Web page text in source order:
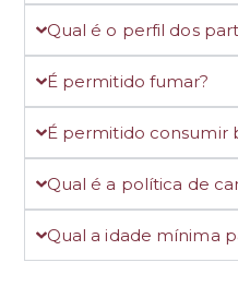
Qual é o perfil dos
É permitido fumar?
É permitido consumir
Qual é a política de
Qual a idade mínima